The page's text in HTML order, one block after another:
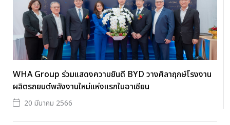
WHA Group ร่วมแสดงความยินดี BYD วางศิลาฤกษ์โรงงาน
ผลิตรถยนต์พลังงานใหม่แห่งแรกในอาเซียน
20 มีนาคม 2566